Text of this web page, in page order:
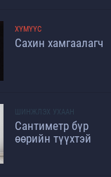
ХҮМҮҮС
Сахин хамгаалагч
ШИНЖЛЭХ УХААН
Сантиметр бүр
өөрийн түүхтэй